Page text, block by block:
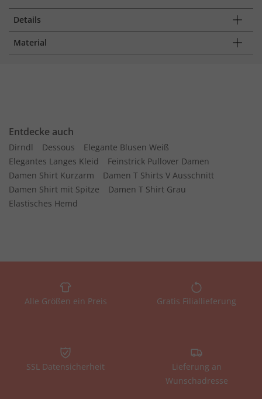
Details
Material
Entdecke auch
Dirndl Dessous
Elegante Blusen Weiß
Elegantes Langes Kleid
Feinstrick Pullover Damen
Damen Shirt Kurzarm
Damen T Shirts V Ausschnitt
Damen Shirt mit Spitze
Damen T Shirt Grau
Elastisches Hemd
Alle Größen ein Preis Gratis Filiallieferung
SSL Datensicherheit
Lieferung an
Wunschadresse